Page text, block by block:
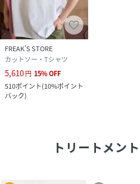
FREAK’S STORE
カットソー・Tシャツ
5,610円 15%OFF
510ポイント(10%ポイント
バック)
トリートメント